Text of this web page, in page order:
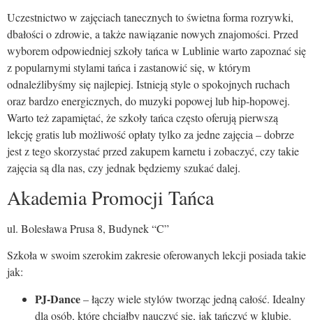
Uczestnictwo w zajęciach tanecznych to świetna forma rozrywki,
dbałości o zdrowie, a także nawiązanie nowych znajomości. Przed
wyborem odpowiedniej szkoły tańca w Lublinie warto zapoznać się
z popularnymi stylami tańca i zastanowić się, w którym
odnaleźlibyśmy się najlepiej. Istnieją style o spokojnych ruchach
oraz bardzo energicznych, do muzyki popowej lub hip-hopowej.
Warto też zapamiętać, że szkoły tańca często oferują pierwszą
lekcję gratis lub możliwość opłaty tylko za jedne zajęcia – dobrze
jest z tego skorzystać przed zakupem karnetu i zobaczyć, czy takie
zajęcia są dla nas, czy jednak będziemy szukać dalej.
Akademia Promocji Tańca
ul. Bolesława Prusa 8, Budynek “C”
Szkoła w swoim szerokim zakresie oferowanych lekcji posiada takie
jak:
PJ-Dance– łączy wiele stylów tworząc jedną całość. Idealny
dla osób, które chciałby nauczyć się, jak tańczyć w klubie.